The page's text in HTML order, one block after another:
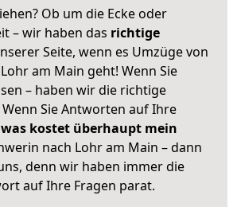
Ob um die Ecke oder
– wir haben das richtige
Seite, wenn es Umzüge von
am Main geht! Wenn Sie
– haben wir die richtige
Sie Antworten auf Ihre
was kostet überhaupt mein
nach Lohr am Main – dann
denn wir haben immer die
auf Ihre Fragen parat.